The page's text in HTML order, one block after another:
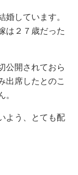
婚しています。
は２７歳だった
公開されておら
出席したとのこ
。
よう、とても配